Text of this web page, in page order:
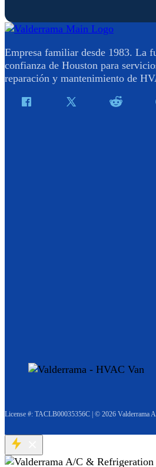
Empresa familiar desde 1983. La
confianza de Houston para
reparación y mantenimiento de
License #: TACLB00035356C © 2026 Valderrama